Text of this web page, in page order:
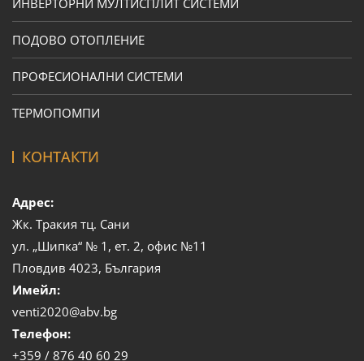
ПОДОВО ОТОПЛЕНИЕ
ПРОФЕСИОНАЛНИ СИСТЕМИ
ТЕРМОПОМПИ
КОНТАКТИ
Адрес:
Жк. Тракия тц. Сани
ул. „Шипка“ № 1, ет. 2, офис №11
Пловдив 4023, България
Имейл:
venti2020@abv.bg
Телефон:
+359 / 876 40 60 29